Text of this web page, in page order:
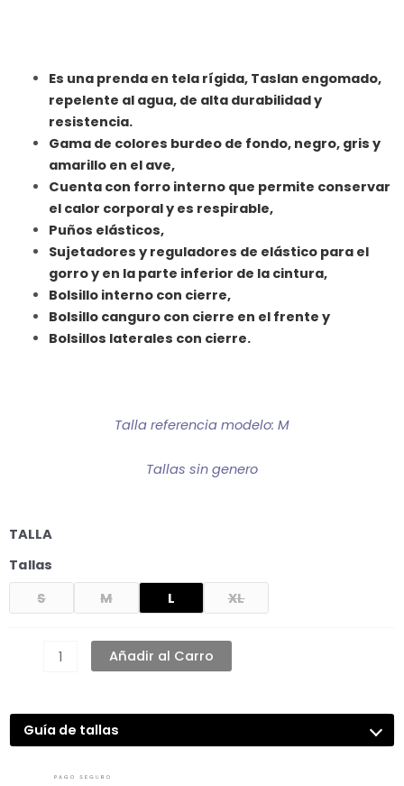
Es una prenda en tela rígida, Taslan engomado,
repelente al agua, de alta durabilidad y
resistencia.
Gama de colores burdeo de fondo, negro, gris y
amarillo en el ave,
Cuenta con forro interno que permite conservar
el calor corporal y es respirable,
Puños elásticos,
Sujetadores y reguladores de elástico para el
gorro y en la parte inferior de la cintura,
Bolsillo interno con cierre,
Bolsillo canguro con cierre en el frente y
Bolsillos laterales con cierre.
Talla referencia modelo: M
Tallas sin genero
TALLA
Tallas
S
M L XL
CORTAVIENTO
cantidad
Añadir al Carro
Guía de tallas